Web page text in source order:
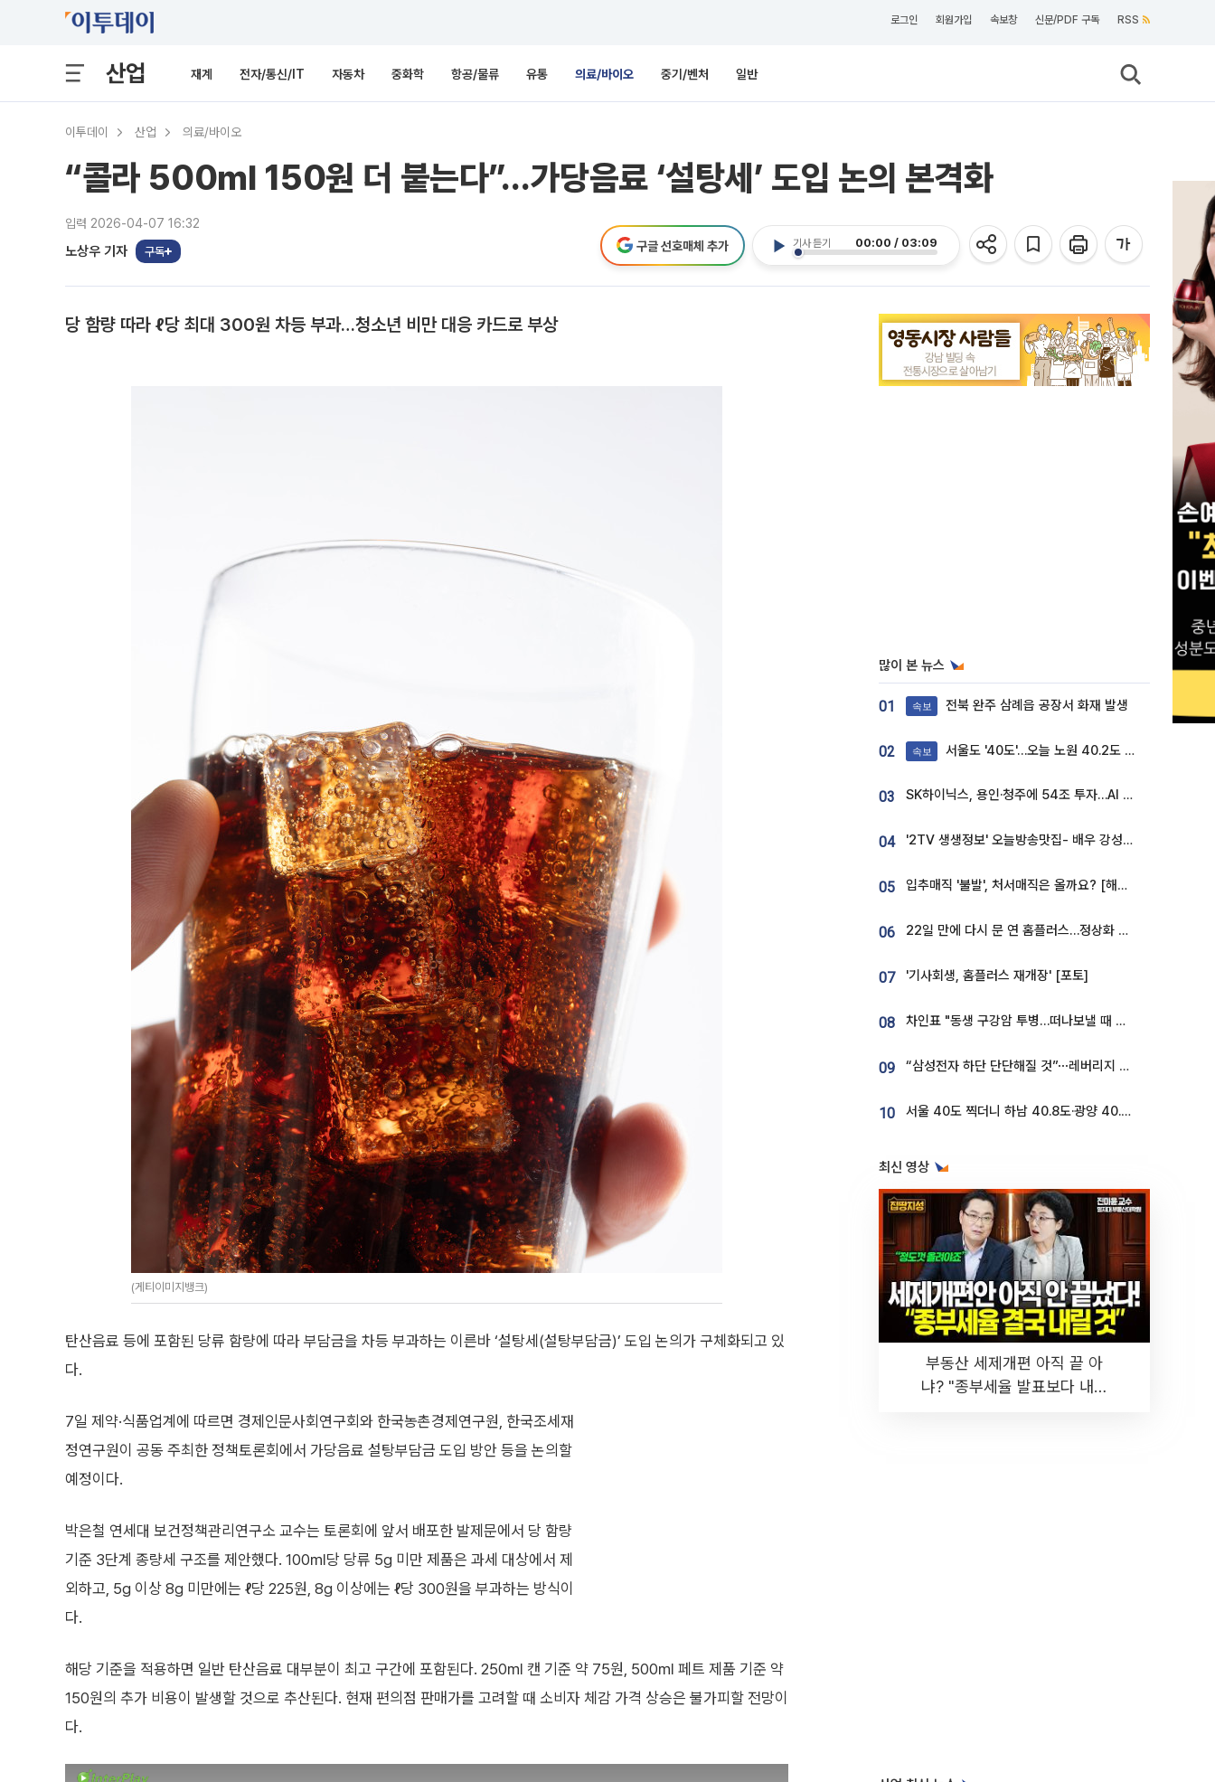
로그인 회원가입 속보창 신문/PDF 구독 RSS
산업 재계 전자/통신/IT 자동차 중화학 항공/물류 유통 의료/바이오 중기/벤처 일반
이투데이 산업 의료/바이오
“콜라 500㎖ 150원 더 붙는다”…가당음료 ‘설탕세’ 도입 논의 본격화
입력 2026-04-07 16:32
노상우 기자 구독
기사 듣기 00:00 / 03:09
구글 선호매체 추가
당 함량 따라 ℓ당 최대 300원 차등 부과…청소년 비만 대응 카드로 부상
(게티이미지뱅크)
탄산음료 등에 포함된 당류 함량에 따라 부담금을 차등 부과하는 이른바 ‘설탕세(설탕부담금)’ 도입 논의가 구체화되고 있
다.
7일 제약·식품업계에 따르면 경제인문사회연구회와 한국농촌경제연구원, 한국조세재
정연구원이 공동 주최한 정책토론회에서 가당음료 설탕부담금 도입 방안 등을 논의할
예정이다.
박은철 연세대 보건정책관리연구소 교수는 토론회에 앞서 배포한 발제문에서 당 함량
기준 3단계 종량세 구조를 제안했다. 100㎖당 당류 5g 미만 제품은 과세 대상에서 제
외하고, 5g 이상 8g 미만에는 ℓ당 225원, 8g 이상에는 ℓ당 300원을 부과하는 방식이
다.
해당 기준을 적용하면 일반 탄산음료 대부분이 최고 구간에 포함된다. 250㎖ 캔 기준 약 75원, 500㎖ 페트 제품 기준 약
150원의 추가 비용이 발생할 것으로 추산된다. 현재 편의점 판매가를 고려할 때 소비자 체감 가격 상승은 불가피할 전망이
다.
많이 본 뉴스
01 속보 전북 완주 삼례읍 공장서 화재 발생
02 속보 서울도 '40도'…오늘 노원 40.2도 기록
03 SK하이닉스, 용인·청주에 54조 투자…AI 메모리 생산기지 키운다
04 '2TV 생생정보' 오늘방송맛집- 배우 강성진 단골! 쌀국수ㆍ푸팟퐁 커리 맛집 '블○○○'
05 입추매직 '불발', 처서매직은 올까요? [해시태그]
06 22일 만에 다시 문 연 홈플러스…정상화 바쁜데 재고 없어 ‘발동동’[가보니]
07 '기사회생, 홈플러스 재개장' [포토]
08 차인표 "동생 구강암 투병…떠나보낼 때 가장 힘들었다”
09 “삼성전자 하단 단단해질 것”⋯레버리지 규제에 쏠림 완화 [찐코노미]
10 서울 40도 찍더니 하남 40.8도·광양 40.2도…전국 '펄펄'
최신 영상
부동산 세제개편 아직 끝 아
냐? "종부세율 발표보다 내릴